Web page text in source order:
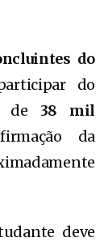
do
do
de 38 mil
da
deve